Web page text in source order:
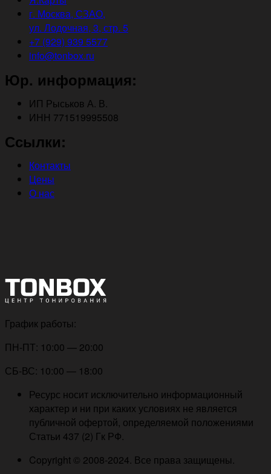
г. Москва, СЗАО,
ул. Лодочная, 3, стр. 5
+7 (929) 939 5577
info@tonbox.ru
Юр. информация:
ИП Рыськов А. В.
ИНН 771519995508
Ссылки:
Контакты
Цены
О нас
График работы:
ПН-ПТ: 10:00 — 20:00
СБ-ВС: 10:00 — 18:00
Ресурс носит исключительно информационный
характер и ни при каких условиях не является
публичной офертой, определяемой положениями
Статьи 437 (2) Гк РФ.
Copyright © 2008-2024. Все права защищены.